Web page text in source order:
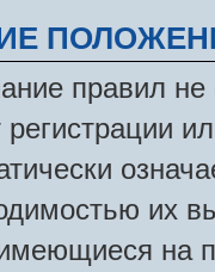
правил не
регистрации
их
на